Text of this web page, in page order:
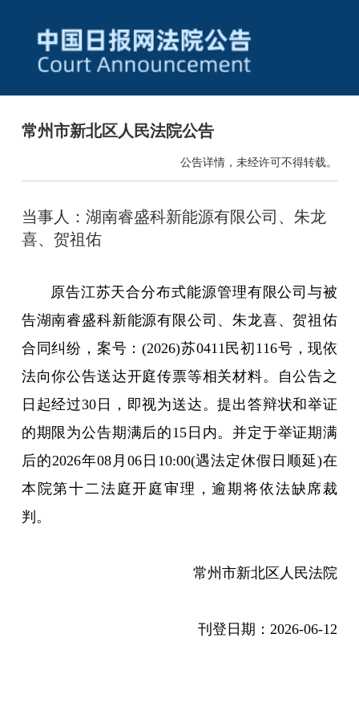
常州市新北区人民法院公告
公告详情，未经许可不得转载。
当事人：湖南睿盛科新能源有限公司、朱龙
喜、贺祖佑
原告江苏天合分布式能源管理有限公司与被
告湖南睿盛科新能源有限公司、朱龙喜、贺祖佑
合同纠纷，案号：(2026)苏0411民初116号，现依
法向你公告送达开庭传票等相关材料。自公告之
日起经过30日，即视为送达。提出答辩状和举证
的期限为公告期满后的15日内。并定于举证期满
后的2026年08月06日10:00(遇法定休假日顺延)在
本院第十二法庭开庭审理，逾期将依法缺席裁
判。
常州市新北区人民法院
刊登日期：2026-06-12